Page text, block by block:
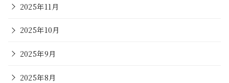
2025年11月
2025年10月
2025年9月
2025年8月